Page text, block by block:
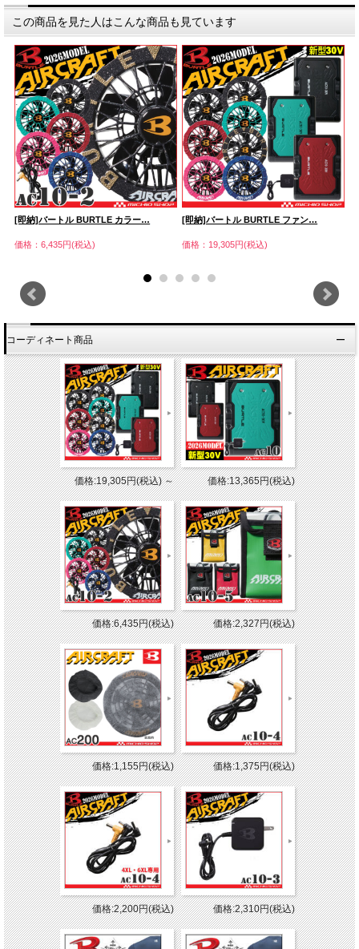
この商品を見た人はこんな商品も見ています
[即納]バートル BURTLE カラー…
価格：6,435円(税込)
[即納]バートル BURTLE ファン…
価格：19,305円(税込)
コーディネート商品
価格:19,305円(税込)～ 価格:13,365円(税込)
価格:6,435円(税込) 価格:2,327円(税込)
価格:1,155円(税込) 価格:1,375円(税込)
価格:2,200円(税込) 価格:2,310円(税込)